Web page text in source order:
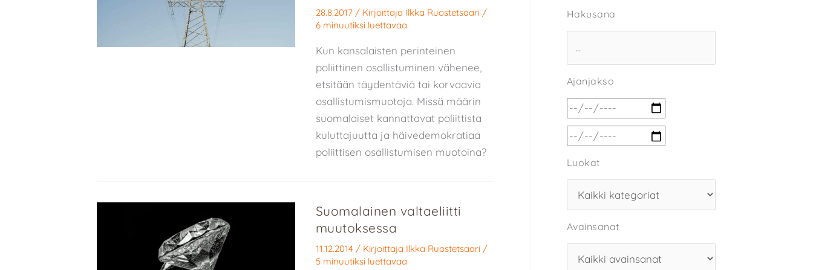
28.8.2017 / Kirjoittaja Ilkka Ruostetsaari/
6 minuutiksi luettavaa
Kun kansalaisten perinteinen
poliittinen osallistuminen vähenee,
etsitään täydentäviä tai korvaavia
osallistumismuotoja. Missä määrin
suomalaiset kannattavat poliittista
kuluttajuutta ja häivedemokratiaa
poliittisen osallistumisen muotoina?
Suomalainen valtaeliitti
muutoksessa
11.12.2014 / Kirjoittaja Ilkka Ruostetsaari/
5 minuutiksi luettavaa
Hakusana
Ajanjakso
Luokat
Avainsanat